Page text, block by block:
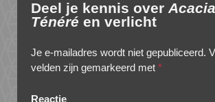
Deel je kennis over
Ténéré en verlicht
Je e-mailadres wordt niet gepubliceerd.
velden zijn gemarkeerd met *
Reactie